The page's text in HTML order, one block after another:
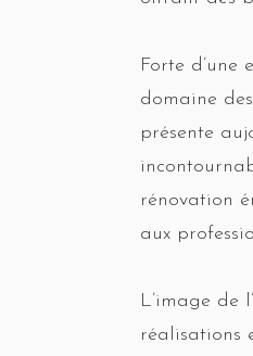
Forte d’une
domaine
présente
rénovation
aux
L’image de
réalisations